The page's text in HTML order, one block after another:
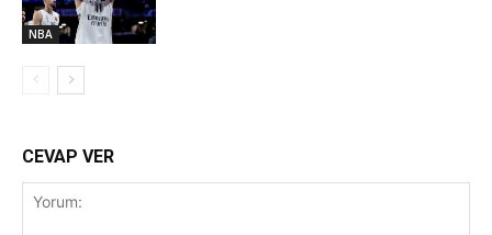
NBA
CEVAP VER